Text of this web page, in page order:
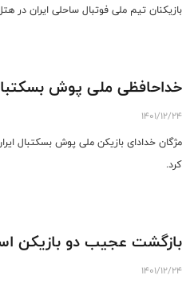
بازیکنان تیم ملی فوتبال ساحلی ایران در
خداحافظی ملی پوش
1401/12/24
مژگان خدادای بازیکن ملی پوش بسکتبال
کرد.
بازگشت عجیب دو بازیکن
1401/12/24